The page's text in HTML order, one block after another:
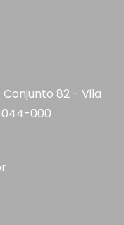
82 - Vila
000